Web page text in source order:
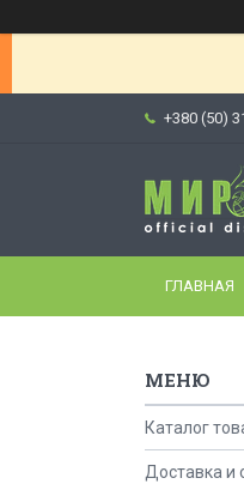
+380 (50)
ГЛАВНАЯ
Каталог
Доставка и